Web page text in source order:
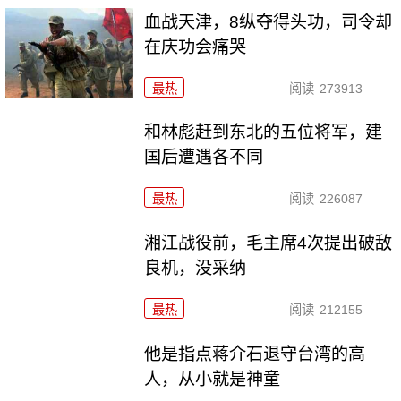
血战天津，8纵夺得头功，司令却
在庆功会痛哭
最热 阅读 273913
和林彪赶到东北的五位将军，建
国后遭遇各不同
最热 阅读 226087
湘江战役前，毛主席4次提出破敌
良机，没采纳
最热 阅读 212155
他是指点蒋介石退守台湾的高
人，从小就是神童